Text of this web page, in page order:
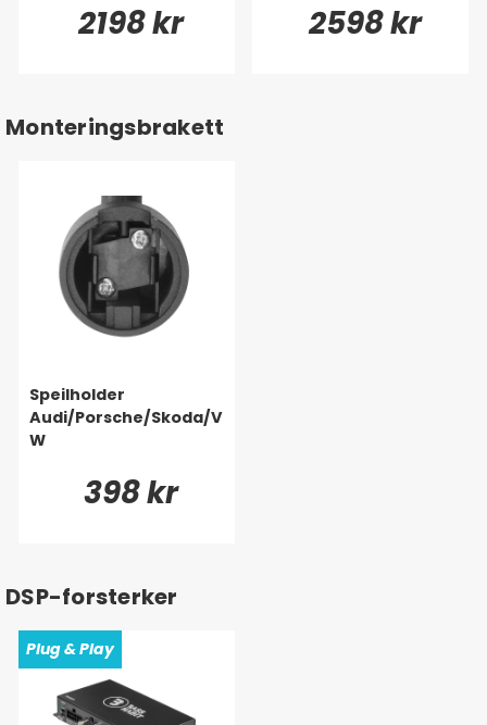
2198 kr 2598 kr
Monteringsbrakett
Speilholder
Audi/Porsche/Skoda/V
W
398 kr
DSP-forsterker
Plug & Play